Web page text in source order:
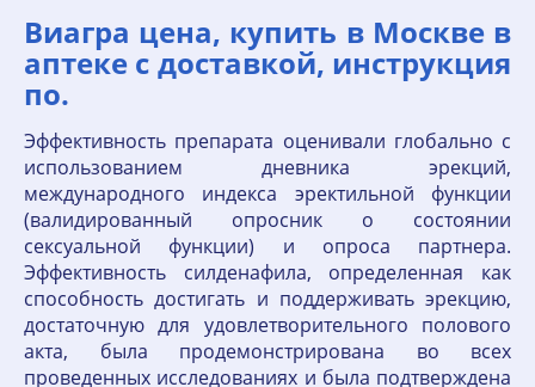
Виагра цена, купить в Москве в
аптеке с доставкой, инструкция
по.
Эффективность препарата оценивали глобально с
использованием дневника эрекций,
международного индекса эректильной функции
(валидированный опросник о состоянии
сексуальной функции) и опроса партнера.
Эффективность силденафила, определенная как
способность достигать и поддерживать эрекцию,
достаточную для удовлетворительного полового
акта, была продемонстрирована во всех
проведенных исследованиях и была подтверждена